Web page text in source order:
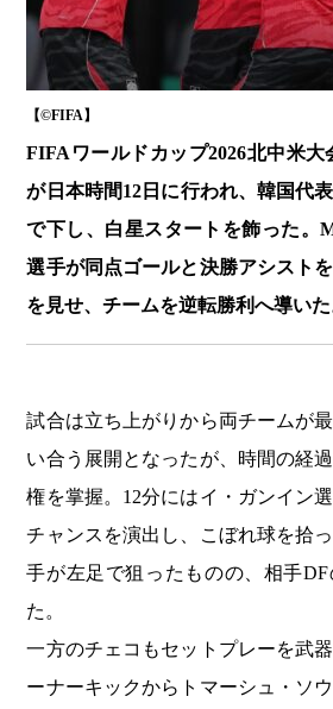
【©️FIFA】
FIFAワールドカップ2026北中米
が日本時間12日に行われ、韓国代
で下し、白星スタートを飾った。
選手が同点ゴールと決勝アシスト
を見せ、チームを逆転勝利へ導いた
試合は立ち上がりから両チームが
い合う展開となったが、時間の経
権を掌握。12分にはイ・ガンイン
チャンスを演出し、こぼれ球を拾
手が左足で狙ったものの、相手
た。
一方のチェコもセットプレーを武
ーナーキックからトマーシュ・ソ